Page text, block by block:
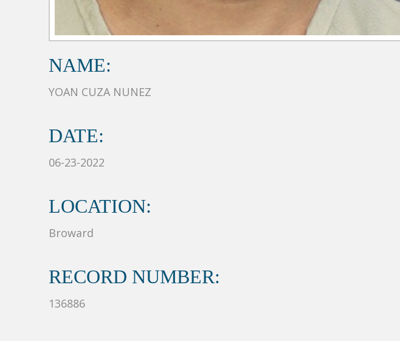
NAME:
YOAN CUZA NUNEZ
DATE:
06-23-2022
LOCATION:
Broward
RECORD NUMBER:
136886